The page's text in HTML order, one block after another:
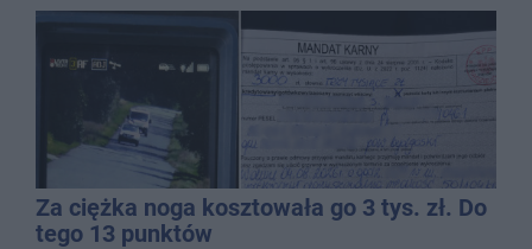
Za ciężka noga kosztowała go 3 tys. zł. Do
tego 13 punktów